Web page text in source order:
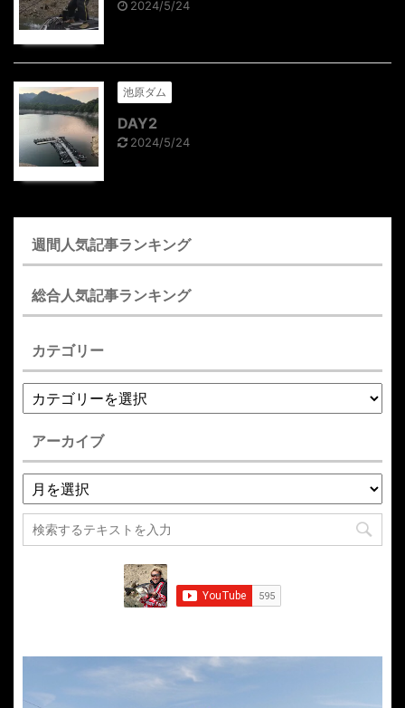
2024/5/24
池原ダム
DAY2
2024/5/24
週間人気記事ランキング
総合人気記事ランキング
カテゴリー
アーカイブ